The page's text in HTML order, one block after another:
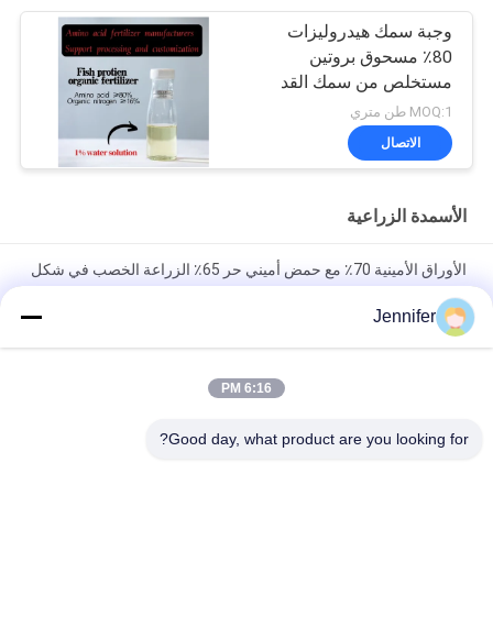
وجبة سمك هيدروليزات
80٪ مسحوق بروتين
مستخلص من سمك القد
15-1-1
MOQ:1 طن متري
الاتصال
الأسمدة الزراعية
الأوراق الأمينية 70٪ مع حمض أميني حر 65٪ الزراعة الخصب في شكل
الأسمدة الزراعية العضوية الأحماض الأمينية المخلبة العناصر النزرة 10٪
جم / لتر لمواد الأسمدة المركبة
Jennifer
6:16 PM
Good day, what product are you looking for?